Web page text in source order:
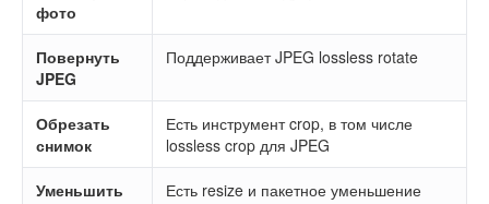
фото
Повернуть
JPEG
Поддерживает JPEG lossless rotate
Обрезать
снимок
Есть инструмент crop, в том числе
lossless crop для JPEG
Уменьшить
Есть resize и пакетное уменьшение